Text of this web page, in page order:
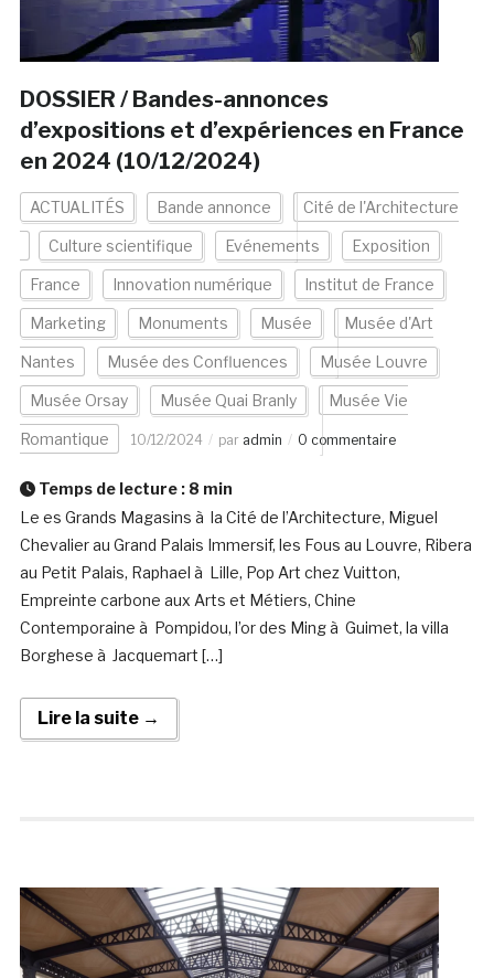
DOSSIER / Bandes-annonces
d’expositions et d’expériences en France
en 2024 (10/12/2024)
ACTUALITÉS Bande annonce Cité de l'Architecture
Culture scientifique Evénements Exposition
France Innovation numérique Institut de France
Marketing Monuments Musée Musée d'Art
Nantes Musée des Confluences Musée Louvre
Musée Orsay Musée Quai Branly Musée Vie
Romantique 10/12/2024 par admin 0 commentaire
Temps de lecture : 8 min
Le es Grands Magasins à la Cité de l’Architecture, Miguel
Chevalier au Grand Palais Immersif, les Fous au Louvre, Ribera
au Petit Palais, Raphael à Lille, Pop Art chez Vuitton,
Empreinte carbone aux Arts et Métiers, Chine
Contemporaine à Pompidou, l’or des Ming à Guimet, la villa
Borghese à Jacquemart […]
Lire la suite →